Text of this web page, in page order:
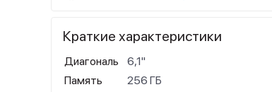
Краткие характеристики
Диагональ
6,1"
Память
256 ГБ